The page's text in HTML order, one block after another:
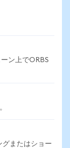
ン上でORBS
またはショー